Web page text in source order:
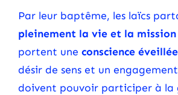
Par leur baptême, les laïcs
pleinement la vie et la mission
portent une conscience éveillée
désir de sens et un
doivent pouvoir participer à la